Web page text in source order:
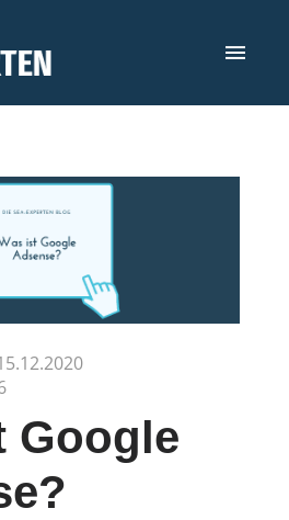
Google